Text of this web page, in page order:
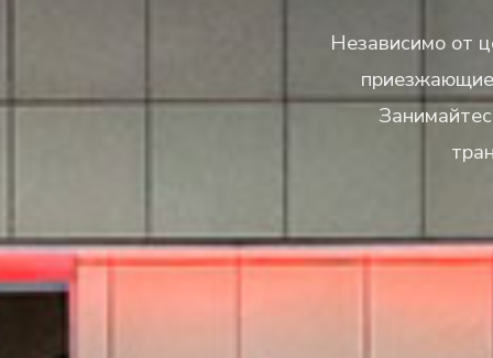
Независимо от
приезжающие